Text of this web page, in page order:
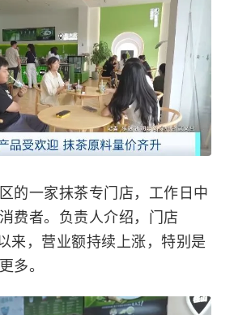
的一家抹茶专门店，工作日中
费者。负责人介绍，门店
来，营业额持续上涨，特别是
多。